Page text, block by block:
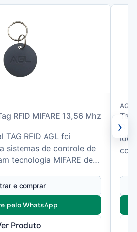
RFID MIFARE 13,56 Mhz
TAG RFID AGL foi
sistemas de controle de
tecnologia MIFARE de
e comprar
pelo WhatsApp
Produto
AGL
O
›